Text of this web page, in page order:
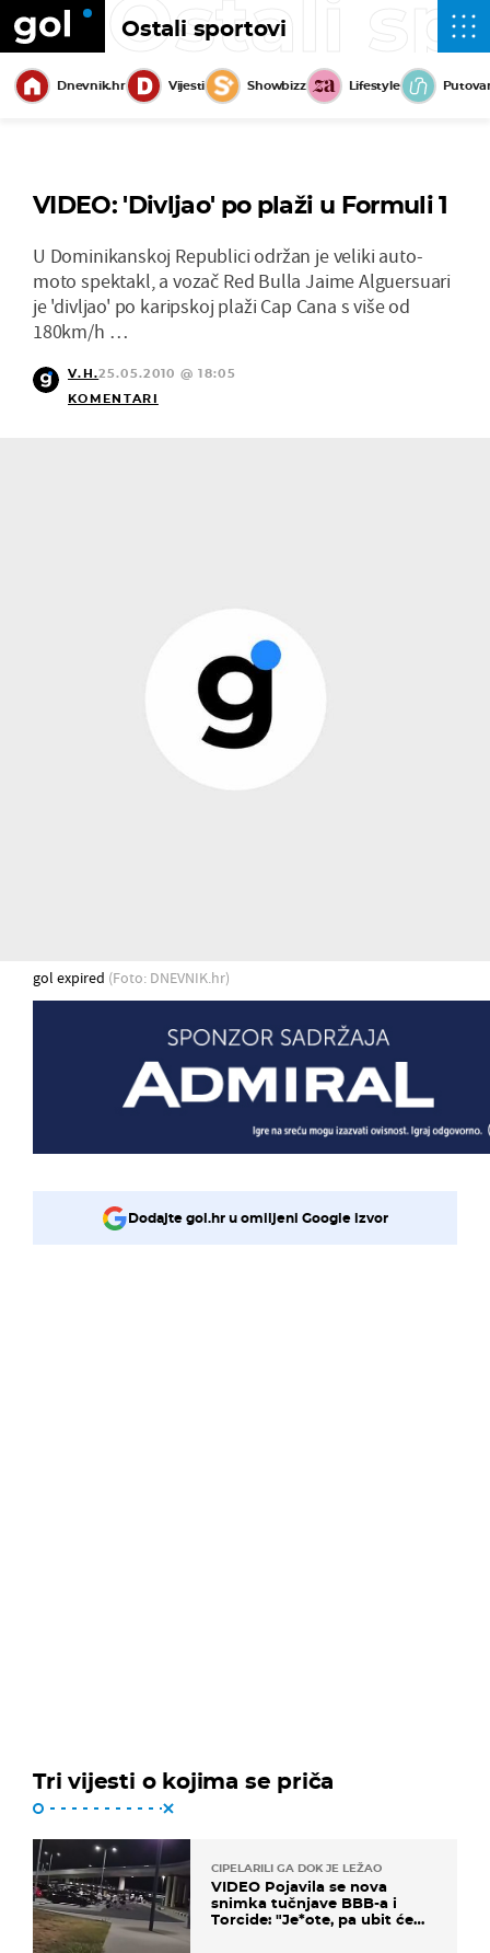
Ostali sportovi
Ostali
Dnevnik.hr Vijesti Showbizz Lifestyle
VIDEO: 'Divljao' po plaži u Formuli 1
U Dominikanskoj Republici održan je veliki auto-
moto spektakl, a vozač Red Bulla Jaime Alguersuari
je 'divljao' po karipskoj plaži Cap Cana s više od
180km/h …
V.H.25.05.2010 @ 18:05
KOMENTARI
gol expired (Foto: DNEVNIK.hr)
Dodajte gol.hr u omiljeni Google izvor
Tri vijesti o kojima se priča
CIPELARILI GA DOK JE LEŽAO
VIDEO Pojavila se nova
snimka tučnjave BBB-a i
Torcide: "Je*ote, pa ubit će